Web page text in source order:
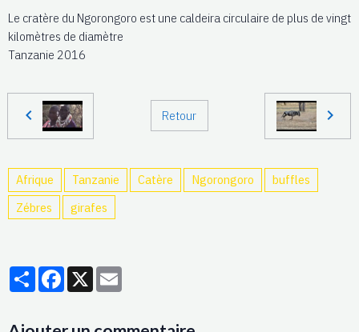
Le cratère du Ngorongoro est une caldeira circulaire de plus de vingt
kilomètres de diamètre
Tanzanie 2016
Retour
Afrique Tanzanie Catère Ngorongoro
buffles
Zébres
girafes
PartagerFacebook
X